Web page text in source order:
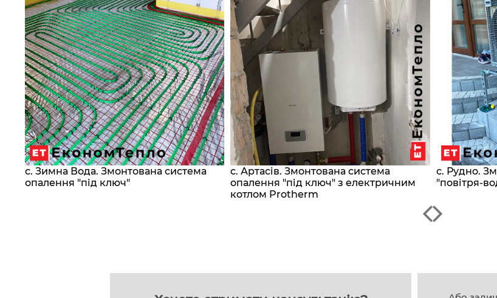
с. Зимна Вода. Змонтована система
опалення "під ключ"
с. Артасів. Змонтована система
опалення "під ключ" з електричним
котлом Protherm
с. Рудно.
"повітря-